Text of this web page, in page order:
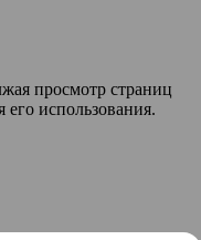
просмотр страниц
использования.